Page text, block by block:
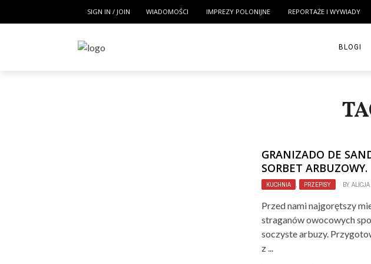
SIGN IN / JOIN WIADOMOŚCI IMPREZY POLONIJNE REPORTAŻE I WYWIADY
BLOGI
GRANIZADO DE
SORBET ARBUZOWY.
KUCHNIA , PRZEPISY BY
Przed nami najgorętszy
straganów owocowych
soczyste arbuzy.
z ...